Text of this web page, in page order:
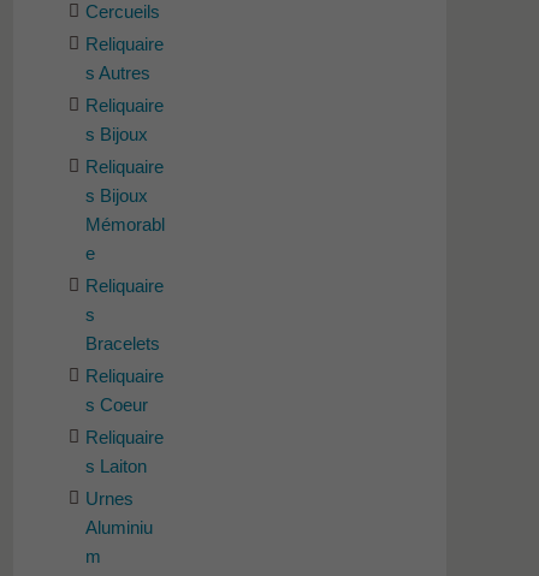
Cercueils
Reliquaire
s Autres
Reliquaire
s Bijoux
Reliquaire
s Bijoux
Mémorabl
e
Reliquaire
s
Bracelets
Reliquaire
s Coeur
Reliquaire
s Laiton
Urnes
Aluminiu
m